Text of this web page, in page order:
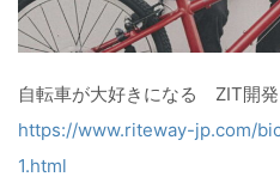
自転車が大好きになる ZIT開
https://www.riteway-jp.com/
1.html